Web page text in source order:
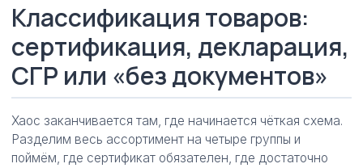
Классификация товаров:
сертификация, декларация,
СГР или «без документов»
Хаос заканчивается там, где начинается чёткая схема.
Разделим весь ассортимент на четыре группы и
поймём, где сертификат обязателен, где достаточно